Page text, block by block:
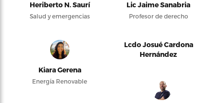
Heriberto N. Saurí
Salud y emergencias
Lic Jaime Sanabria
Profesor de derecho
Kiara Gerena
Energía Renovable
Lcdo Josué Cardona
Hernández